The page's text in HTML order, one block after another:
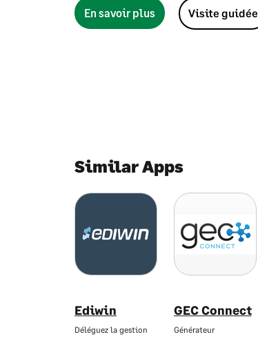
En savoir plus Visite guidée
Similar Apps
Ediwin
Déléguez la gestion
GEC Connect
Générateur